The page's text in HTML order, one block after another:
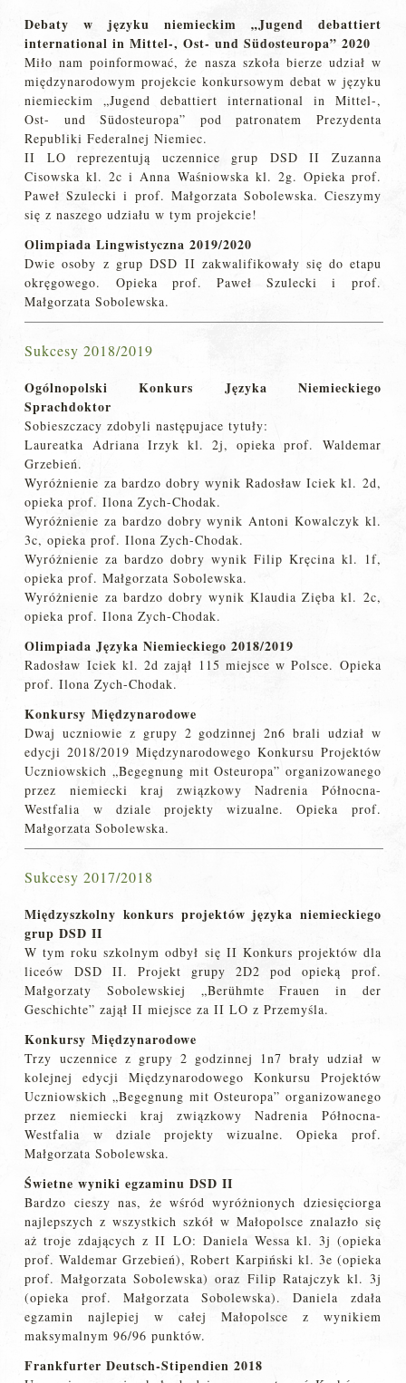
Debaty w języku niemieckim „Jugend debattiert
international in Mittel-, Ost- und Südosteuropa” 2020
Miło nam poinformować, że nasza szkoła bierze udział w
międzynarodowym projekcie konkursowym debat w języku
niemieckim „Jugend debattiert international in Mittel-,
Ost- und Südosteuropa” pod patronatem Prezydenta
Republiki Federalnej Niemiec.
II LO reprezentują uczennice grup DSD II Zuzanna
Cisowska kl. 2c i Anna Waśniowska kl. 2g. Opieka prof.
Paweł Szulecki i prof. Małgorzata Sobolewska. Cieszymy
się z naszego udziału w tym projekcie!
Olimpiada Lingwistyczna 2019/2020
Dwie osoby z grup DSD II zakwalifikowały się do etapu
okręgowego. Opieka prof. Paweł Szulecki i prof.
Małgorzata Sobolewska.
Sukcesy 2018/2019
Ogólnopolski Konkurs Języka Niemieckiego
Sprachdoktor
Sobieszczacy zdobyli następujace tytuły:
Laureatka Adriana Irzyk kl. 2j, opieka prof. Waldemar
Grzebień.
Wyróżnienie za bardzo dobry wynik Radosław Iciek kl. 2d,
opieka prof. Ilona Zych-Chodak.
Wyróżnienie za bardzo dobry wynik Antoni Kowalczyk kl.
3c, opieka prof. Ilona Zych-Chodak.
Wyróżnienie za bardzo dobry wynik Filip Kręcina kl. 1f,
opieka prof. Małgorzata Sobolewska.
Wyróżnienie za bardzo dobry wynik Klaudia Zięba kl. 2c,
opieka prof. Ilona Zych-Chodak.
Olimpiada Języka Niemieckiego 2018/2019
Radosław Iciek kl. 2d zajął 115 miejsce w Polsce. Opieka
prof. Ilona Zych-Chodak.
KonkursyMiędzynarodowe
Dwaj uczniowie z grupy 2 godzinnej 2n6 brali udział w
edycji 2018/2019 Międzynarodowego Konkursu Projektów
Uczniowskich „Begegnung mit Osteuropa” organizowanego
przez niemiecki kraj związkowy Nadrenia Północna-
Westfalia w dziale projekty wizualne. Opieka prof.
Małgorzata Sobolewska.
Sukcesy 2017/2018
Międzyszkolny konkurs projektów języka niemieckiego
grup DSD II
W tym roku szkolnym odbył się II Konkurs projektów dla
liceów DSD II. Projekt grupy 2D2 pod opieką prof.
Małgorzaty Sobolewskiej „Berühmte Frauen in der
Geschichte” zajął II miejsce za II LO z Przemyśla.
KonkursyMiędzynarodowe
Trzy uczennice z grupy 2 godzinnej 1n7 brały udział w
kolejnej edycji Międzynarodowego Konkursu Projektów
Uczniowskich „Begegnung mit Osteuropa” organizowanego
przez niemiecki kraj związkowy Nadrenia Północna-
Westfalia w dziale projekty wizualne. Opieka prof.
Małgorzata Sobolewska.
Świetne wyniki egzaminu DSD II
Bardzo cieszy nas, że wśród wyróżnionych dziesięciorga
najlepszych z wszystkich szkół w Małopolsce znalazło się
aż troje zdających z II LO: Daniela Wessa kl. 3j (opieka
prof. Waldemar Grzebień), Robert Karpiński kl. 3e (opieka
prof. Małgorzata Sobolewska) oraz Filip Ratajczyk kl. 3j
(opieka prof. Małgorzata Sobolewska). Daniela zdała
egzamin najlepiej w całej Małopolsce z wynikiem
maksymalnym 96/96 punktów.
Frankfurter Deutsch-Stipendien 2018